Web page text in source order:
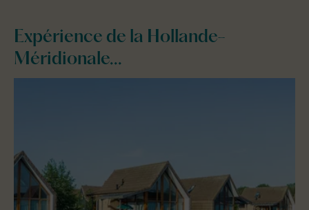
Expérience de la Hollande-
Méridionale...